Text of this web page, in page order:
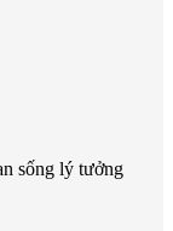
sống lý tưởng